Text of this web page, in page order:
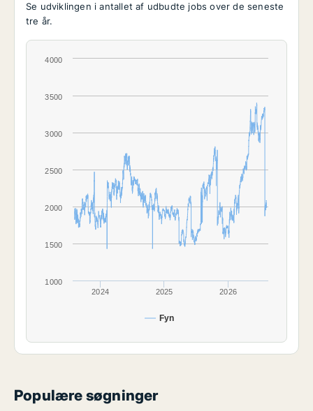
Se udviklingen i antallet af udbudte jobs over de seneste
tre år.
Fyn
2024 2025 2026
1000
1500
2000
2500
3000
3500
4000
Populære søgninger